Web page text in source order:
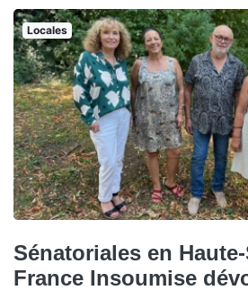
Locales
Sénatoriales en
France Insoumise